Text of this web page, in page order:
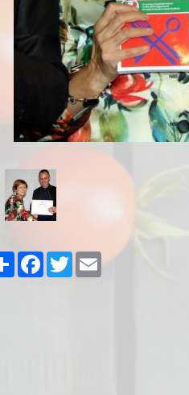
Share FacebookTwitter Email